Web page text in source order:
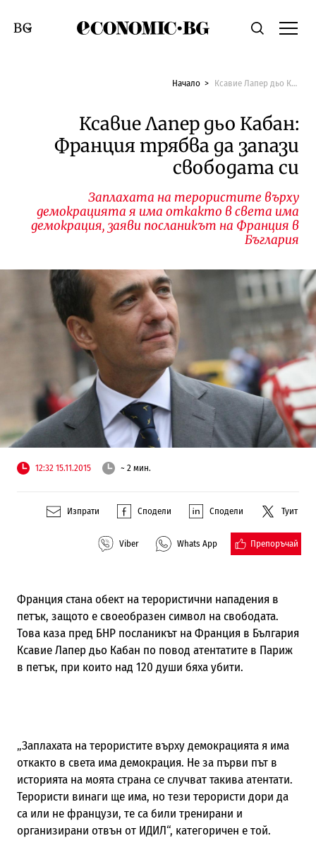
Economic.bgТърсене
Смяна на език
Начало Ксавие Лапер дьо Кабан: Франция трябва да запази свободата си
Ксавие Лапер дьо Кабан:
Франция трябва да запази
свободата си
Заплахата на терористите върху
демокрацията я има откакто в света има
демокрация, заяви посланикът на Франция в
Бъглария
12:32 15.11.2015 ~ 2 мин.
Изпрати Сподели Сподели Туит
Viber Whats App Препоръчай
Франция стана обект на терористични нападения в
петък, защото е своеобразен символ на свободата.
Това каза пред БНР посланикът на Франция в България
Ксавие Лапер дьо Кабан по повод атентатите в Париж
в петък, при които над 120 души бяха убити.
„Заплахата на терористите върху демокрацията я има
откакто в света има демокрация. Не за първи пътв
историята на моята страна се случват такива атентати.
Терористи винаги ще има, но тези терористи дори да
са или не французи, те са били тренирани и
организирани отвън от ИДИЛ“, категоричен е той.